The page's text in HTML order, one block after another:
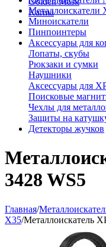
Karma
Металлоискатели
Миноискатели
Пинпоинтеры
Аксессуары для
Лопаты, скубы
Рюкзаки и сумки
Наушники
Аксессуары для
Поисковые
Чехлы для
Защиты на
Детекторы жучков
3428 WS5
Главная/
X35/Металлоискатель